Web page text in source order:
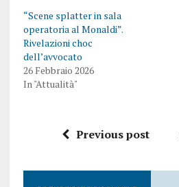
“Scene splatter in sala
operatoria al Monaldi”.
Rivelazioni choc
dell’avvocato
26 Febbraio 2026
In "Attualità"
Previous post